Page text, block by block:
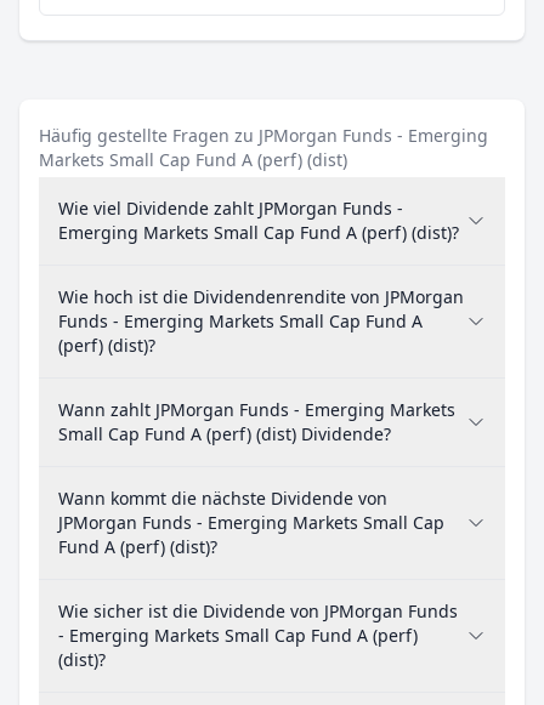
Häufig gestellte Fragen zu JPMorgan Funds - Emerging
Markets Small Cap Fund A (perf) (dist)
Wie viel Dividende zahlt JPMorgan Funds -
Emerging Markets Small Cap Fund A (perf) (dist)?
Wie hoch ist die Dividendenrendite von JPMorgan
Funds - Emerging Markets Small Cap Fund A
(perf) (dist)?
Wann zahlt JPMorgan Funds - Emerging Markets
Small Cap Fund A (perf) (dist) Dividende?
Wann kommt die nächste Dividende von
JPMorgan Funds - Emerging Markets Small Cap
Fund A (perf) (dist)?
Wie sicher ist die Dividende von JPMorgan Funds
- Emerging Markets Small Cap Fund A (perf)
(dist)?